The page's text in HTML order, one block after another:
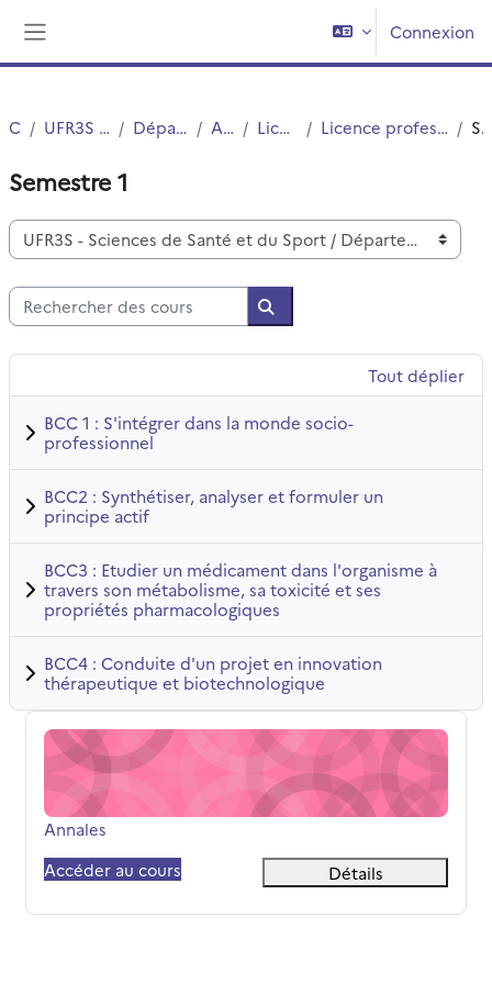
Connexion
Cours UFR3S - Sciences de Santé et du Sport Département UFR3S - Pharmacie Autres Diplômes Licences professionnelles Licence professionnelle Innovation Thérapeutique et Biotechnologies Semestre 1
Semestre 1
Catégories de cours
Rechercher des cours
Rechercher des cours
Tout déplier
BCC 1 : S'intégrer dans la monde socio-
professionnel
BCC2 : Synthétiser, analyser et formuler un
principe actif
BCC3 : Etudier un médicament dans l'organisme à
travers son métabolisme, sa toxicité et ses
propriétés pharmacologiques
BCC4 : Conduite d'un projet en innovation
thérapeutique et biotechnologique
Annales
Nom du cours
Annales
Accéder au cours
Détails